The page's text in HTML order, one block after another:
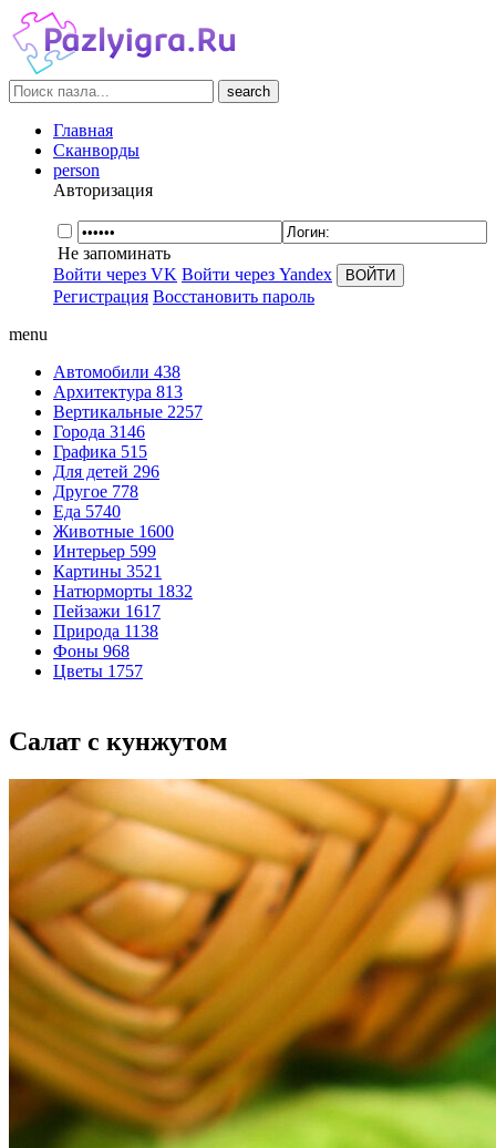
search
Главная
Сканворды
person
Авторизация
Не запоминать
Войти через VK Войти через Yandex
Регистрация Восстановить пароль
menu
Автомобили 438
Архитектура 813
Вертикальные 2257
Города 3146
Графика 515
Для детей 296
Другое 778
Еда 5740
Животные 1600
Интерьер 599
Картины 3521
Натюрморты 1832
Пейзажи 1617
Природа 1138
Фоны 968
Цветы 1757
Салат с кунжутом